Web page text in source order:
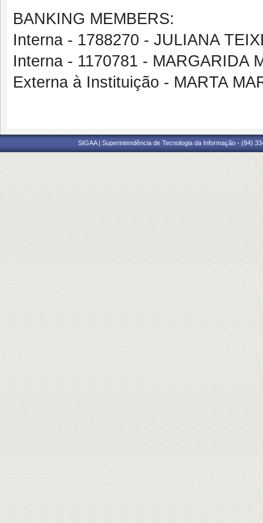
BANKING MEMBERS:
Interna - 1788270 - JULIANA
Interna - 1170781 - MARGARIDA
Externa à Instituição - MARTA
SIGAA | Superintendência de Tecnologia da Informação - (84)